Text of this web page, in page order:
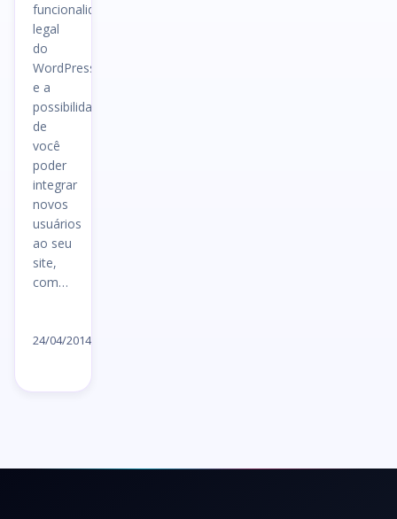
funcionalidade
legal
do
WordPress
e a
possibilidade
de
você
poder
integrar
novos
usuários
ao seu
site,
com…
24/04/2014